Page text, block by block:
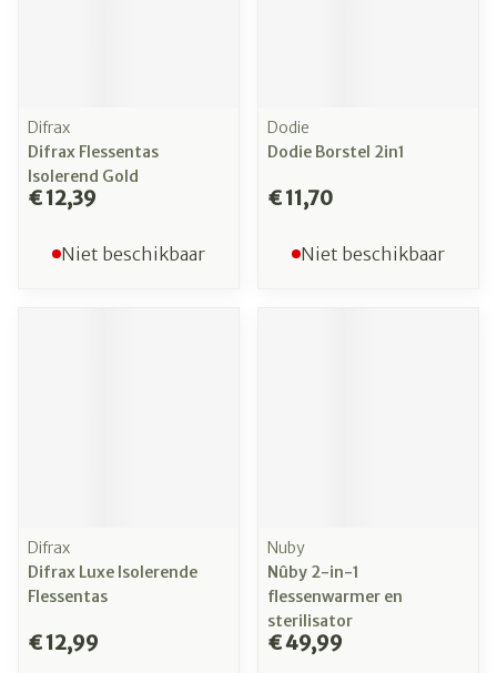
Difrax
Difrax Flessentas
Isolerend Gold
€ 12,39
Niet beschikbaar
Dodie
Dodie Borstel 2in1
€ 11,70
Niet beschikbaar
Difrax
Difrax Luxe Isolerende
Flessentas
€ 12,99
Nuby
Nûby 2-in-1
flessenwarmer en
sterilisator
€ 49,99